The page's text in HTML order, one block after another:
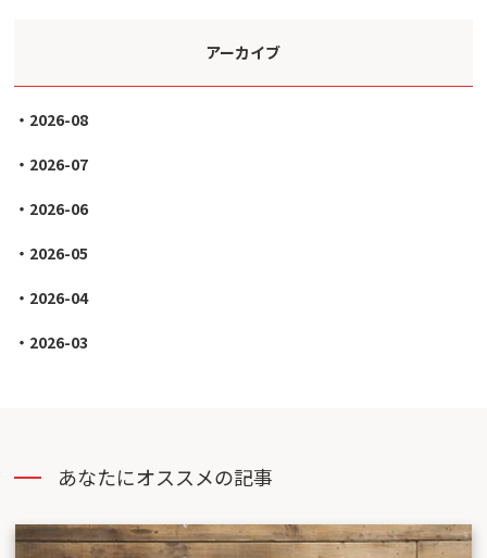
アーカイブ
2026-08
2026-07
2026-06
2026-05
2026-04
2026-03
あなたにオススメの記事